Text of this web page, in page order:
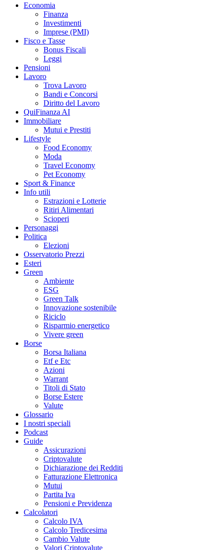
Economia
Finanza
Investimenti
Imprese (PMI)
Fisco e Tasse
Bonus Fiscali
Leggi
Pensioni
Lavoro
Trova Lavoro
Bandi e Concorsi
Diritto del Lavoro
QuiFinanza AI
Immobiliare
Mutui e Prestiti
Lifestyle
Food Economy
Moda
Travel Economy
Pet Economy
Sport & Finance
Info utili
Estrazioni e Lotterie
Ritiri Alimentari
Scioperi
Personaggi
Politica
Elezioni
Osservatorio Prezzi
Esteri
Green
Ambiente
ESG
Green Talk
Innovazione sostenibile
Riciclo
Risparmio energetico
Vivere green
Borse
Borsa Italiana
Etf e Etc
Azioni
Warrant
Titoli di Stato
Borse Estere
Valute
Glossario
I nostri speciali
Podcast
Guide
Assicurazioni
Criptovalute
Dichiarazione dei Redditi
Fatturazione Elettronica
Mutui
Partita Iva
Pensioni e Previdenza
Calcolatori
Calcolo IVA
Calcolo Tredicesima
Cambio Valute
Valori Criptovalute